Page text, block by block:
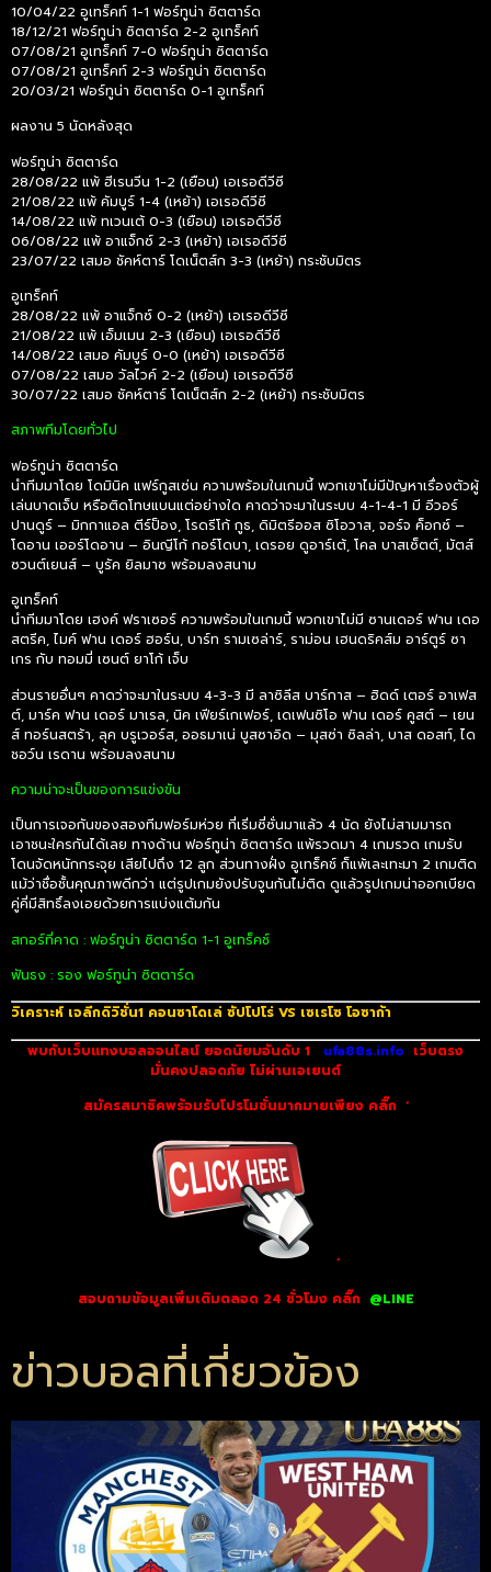
10/04/22 อูเทร็คท์ 1-1 ฟอร์ทูน่า ซิตตาร์ด
18/12/21 ฟอร์ทูน่า ซิตตาร์ด 2-2 อูเทร็คท์
07/08/21 อูเทร็คท์ 7-0 ฟอร์ทูน่า ซิตตาร์ด
07/08/21 อูเทร็คท์ 2-3 ฟอร์ทูน่า ซิตตาร์ด
20/03/21 ฟอร์ทูน่า ซิตตาร์ด 0-1 อูเทร็คท์
ผลงาน 5 นัดหลังสุด
ฟอร์ทูน่า ซิตตาร์ด
28/08/22 แพ้ ฮีเรนวีน 1-2 (เยือน) เอเรอดีวีซี
21/08/22 แพ้ คัมบูร์ 1-4 (เหย้า) เอเรอดีวีซี
14/08/22 แพ้ ทเวนเต้ 0-3 (เยือน) เอเรอดีวีซี
06/08/22 แพ้ อาแจ็กซ์ 2-3 (เหย้า) เอเรอดีวีซี
23/07/22 เสมอ ชัคห์ตาร์ โดเน็ตส์ก 3-3 (เหย้า) กระชับมิตร
อูเทร็คท์
28/08/22 แพ้ อาแจ็กซ์ 0-2 (เหย้า) เอเรอดีวีซี
21/08/22 แพ้ เอ็มเมน 2-3 (เยือน) เอเรอดีวีซี
14/08/22 เสมอ คัมบูร์ 0-0 (เหย้า) เอเรอดีวีซี
07/08/22 เสมอ วัลไวค์ 2-2 (เยือน) เอเรอดีวีซี
30/07/22 เสมอ ชัคห์ตาร์ โดเน็ตส์ก 2-2 (เหย้า) กระชับมิตร
สภาพทีมโดยทั่วไป
ฟอร์ทูน่า ซิตตาร์ด
นำทีมมาโดย โดมินิค แฟร์กูสเซ่น ความพร้อมในเกมนี้ พวกเขาไม่มีปัญหาเรื่องตัวผู้
เล่นบาดเจ็บ หรือติดโทษแบนแต่อย่างใด คาดว่าจะมาในระบบ 4-1-4-1 มี อีวอร์
ปานดูร์ – มิกกาแอล ตีร์ป็อง, โรดรีโก้ กูธ, ดิมิตรีออส ซิโอวาส, จอร์จ ค็อกซ์ –
โดอาน เออร์โดอาน – อินญีโก้ กอร์โดบา, เดรอย ดูอาร์เต้, โคล บาสเซ็ตต์, มัตส์
ซวนต์เยนส์ – บูรัค ยิลมาซ พร้อมลงสนาม
อูเทร็คท์
นำทีมมาโดย เฮงค์ ฟราเซอร์ ความพร้อมในเกมนี้ พวกเขาไม่มี ซานเดอร์ ฟาน เดอ
สตรีค, ไมค์ ฟาน เดอร์ ฮอร์น, บาร์ท รามเซล่าร์, ราม่อน เฮนดริคส์ม อาร์ตูร์ ซา
เกร กับ ทอมมี่ เซนต์ ยาโก้ เจ็บ
ส่วนรายอื่นๆ คาดว่าจะมาในระบบ 4-3-3 มี ลาซิลีส บาร์กาส – ฮิดด์ เตอร์ อาเฟส
ต์, มาร์ค ฟาน เดอร์ มาเรล, นิค เฟียร์เกเฟอร์, เดเฟนซิโอ ฟาน เดอร์ คูสต์ – เยน
ส์ ทอร์นสตร้า, ลุค บรูเวอร์ส, ออธมาเน่ บูสซาอิด – มุสซ่า ซิลล่า, บาส ดอสท์, ได
ชอว์น เรดาน พร้อมลงสนาม
ความน่าจะเป็นของการแข่งขัน
เป็นการเจอกันของสองทีมฟอร์มห่วย ที่เริ่มซี่ซั่นมาแล้ว 4 นัด ยังไม่สามมารถ
เอาชนะใครกันได้เลย ทางด้าน ฟอร์ทูน่า ซิตตาร์ด แพ้รวดมา 4 เกมรวด เกมรับ
โดนจัดหนักกระจุย เสียไปถึง 12 ลูก ส่วนทางฝั่ง อูเทร็คช์ ก็แพ้เละเทะมา 2 เกมติด
แม้ว่าชื่อชั้นคุณภาพดีกว่า แต่รูปเกมยังปรับจูนกันไม่ติด ดูแล้วรูปเกมน่าออกเบียด
คู่คี่มีสิทธิ์ลงเอยด้วยการแบ่งแต้มกัน
สกอร์ที่คาด : ฟอร์ทูน่า ซิตตาร์ด 1-1 อูเทร็คช์
ฟันธง : รอง ฟอร์ทูน่า ซิตตาร์ด
วิเคราะห์ เจลีกดิวิชั่น1 คอนซาโดเล่ ซัปโปโร่ VS เซเรโซ โอซาก้า
พบกับเว็บแทงบอลออนไลน์ ยอดนิยมอันดับ 1 ufa88s.info เว็บตรง
มั่นคงปลอดภัย ไม่ผ่านเอเยนต์
สมัครสมาชิคพร้อมรับโปรโมชั่นมากมายเพียง คลิ๊ก ‘
‘
สอบถามข้อมูลเพิ่มเติมตลอด 24 ชั่วโมง คลิ๊ก @LINE
ข่าวบอลที่เกี่ยวข้อง